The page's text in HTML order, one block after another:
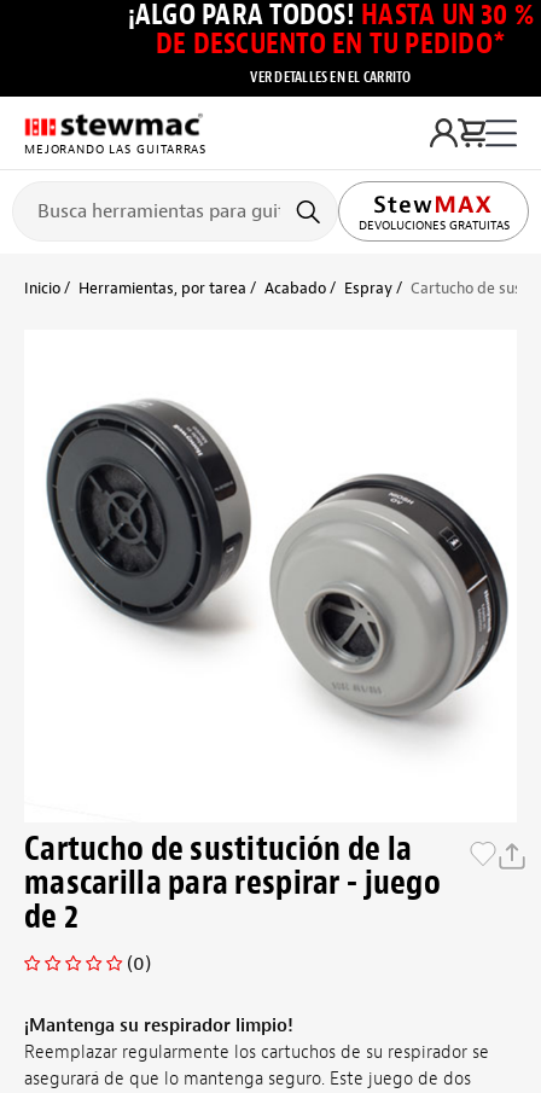
¡ALGO PARA TODOS! HASTA UN 30 %
DE DESCUENTO EN TU PEDIDO*
VER DETALLES EN EL CARRITO
MEJORANDO LAS GUITARRAS
DEVOLUCIONES GRATUITAS
Inicio Herramientas, por tarea Acabado Espray Cartucho de
Cartucho de sustitución de la
mascarilla para respirar - juego
de 2
(0)
¡Mantenga su respirador limpio!
Reemplazar regularmente los cartuchos de su respirador se
asegurará de que lo mantenga seguro. Este juego de dos